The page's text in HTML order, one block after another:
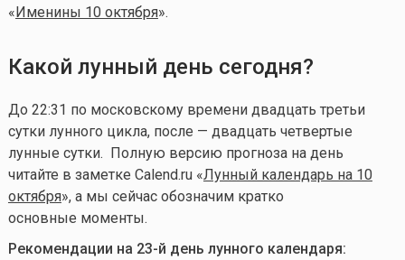
«Именины 10 октября».
Какой лунный день сегодня?
До 22:31 по московскому времени двадцать третьи
сутки лунного цикла, после — двадцать четвертые
лунные сутки. Полную версию прогноза на день
читайте в заметке Calend.ru «Лунный календарь на 10
октября», а мы сейчас обозначим кратко
основные моменты.
Рекомендации на 23-й день лунного календаря: